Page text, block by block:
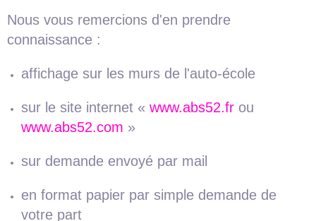
Nous vous remercions d'en prendre
connaissance :
affichage sur les murs de l'auto-école
sur le site internet « www.abs52.fr ou
www.abs52.com »
sur demande envoyé par mail
en format papier par simple demande de
votre part